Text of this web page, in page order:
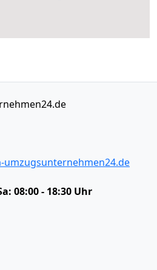
umzugsunternehmen24.de
08:00 - 18:30 Uhr